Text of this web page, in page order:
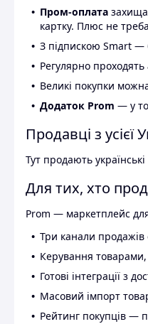
Пром-оплата
картку. Плюс не
З підпискою Smart —
Регулярно проходять
Великі покупки
Додаток Prom — у
Продавці з усієї
Тут продають
Для тих, хто
Prom — маркетплейс
Три канали
Керування
Готові інтеграції з
Масовий імпорт
Рейтинг покупців —